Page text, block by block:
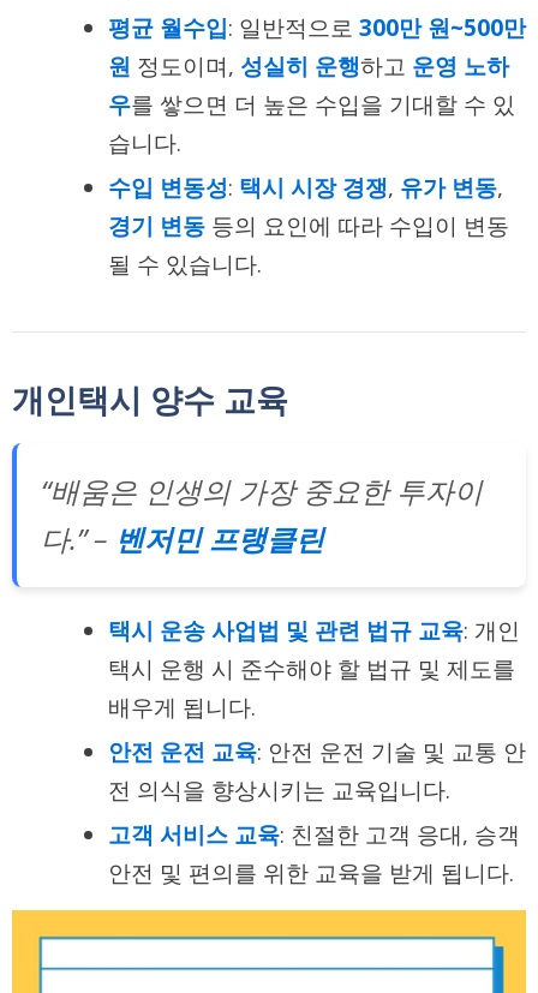
평균 월수입: 일반적으로 300만 원~500만
원 정도이며, 성실히 운행하고 운영 노하
우를 쌓으면 더 높은 수입을 기대할 수 있
습니다.
수입 변동성: 택시 시장 경쟁, 유가 변동,
경기 변동 등의 요인에 따라 수입이 변동
될 수 있습니다.
개인택시 양수 교육
“배움은 인생의 가장 중요한 투자이
다.” – 벤저민 프랭클린
택시 운송 사업법 및 관련 법규 교육: 개인
택시 운행 시 준수해야 할 법규 및 제도를
배우게 됩니다.
안전 운전 교육: 안전 운전 기술 및 교통 안
전 의식을 향상시키는 교육입니다.
고객 서비스 교육: 친절한 고객 응대, 승객
안전 및 편의를 위한 교육을 받게 됩니다.